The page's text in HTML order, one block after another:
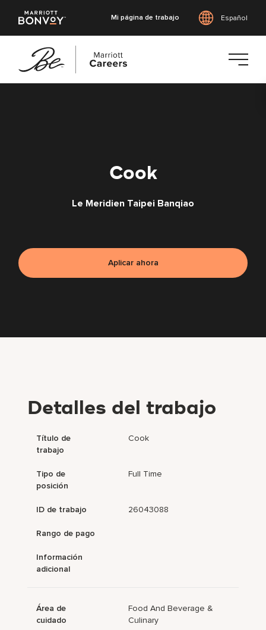
Mi página de trabajo Español
Cook
Le Meridien Taipei Banqiao
Aplicar ahora
Detalles del trabajo
Título de
trabajo
Cook
Tipo de
posición
Full Time
ID de trabajo 26043088
Rango de pago
Información
adicional
Área de
cuidado
Food And Beverage &
Culinary